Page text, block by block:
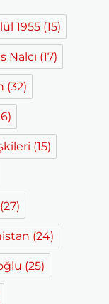
1955 (15)
Nalcı (17)
(32)
(15)
(27)
(24)
(25)